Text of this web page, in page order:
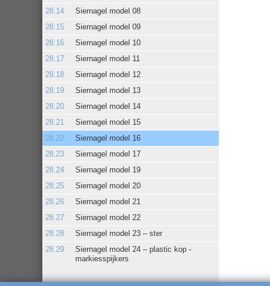
Siernagel model 08
Siernagel model 09
Siernagel model 10
Siernagel model 11
Siernagel model 12
Siernagel model 13
Siernagel model 14
Siernagel model 15
Siernagel model 16
Siernagel model 17
Siernagel model 19
Siernagel model 20
Siernagel model 21
Siernagel model 22
Siernagel model 23 – ster
Siernagel model 24 – plastic kop -
markiesspijkers